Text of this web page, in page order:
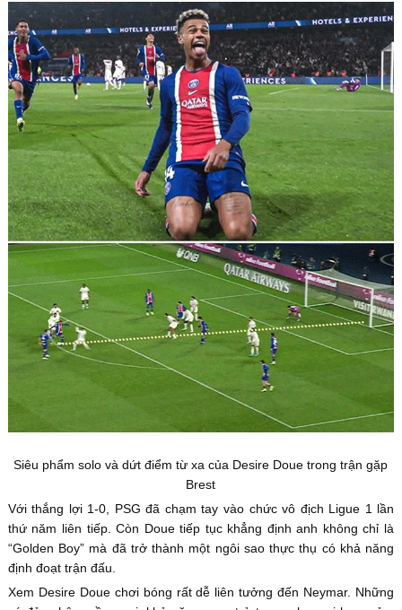
Siêu phẩm solo và dứt điểm từ xa của Desire Doue trong trận gặp
Brest
Với thắng lợi 1-0, PSG đã chạm tay vào chức vô địch Ligue 1 lần
thứ năm liên tiếp. Còn Doue tiếp tục khẳng định anh không chỉ là
“Golden Boy” mà đã trở thành một ngôi sao thực thụ có khả năng
định đoạt trận đấu.
Xem Desire Doue chơi bóng rất dễ liên tưởng đến Neymar. Những